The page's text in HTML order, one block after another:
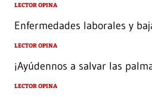
LECTOR OPINA
Enfermedades laborales y
LECTOR OPINA
¡Ayúdennos a salvar las
LECTOR OPINA